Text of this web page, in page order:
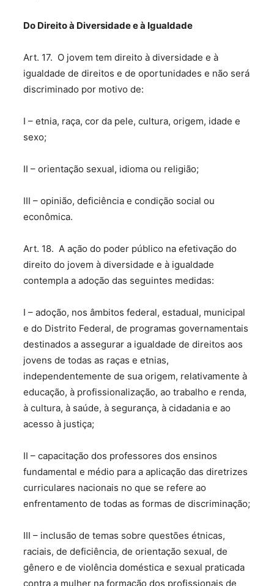
Do Direito à Diversidade e à Igualdade
Art. 17. O jovem tem direito à diversidade e à
igualdade de direitos e de oportunidades e não será
discriminado por motivo de:
I – etnia, raça, cor da pele, cultura, origem, idade e
sexo;
II – orientação sexual, idioma ou religião;
III – opinião, deficiência e condição social ou
econômica.
Art. 18. A ação do poder público na efetivação do
direito do jovem à diversidade e à igualdade
contempla a adoção das seguintes medidas:
I – adoção, nos âmbitos federal, estadual, municipal
e do Distrito Federal, de programas governamentais
destinados a assegurar a igualdade de direitos aos
jovens de todas as raças e etnias,
independentemente de sua origem, relativamente à
educação, à profissionalização, ao trabalho e renda,
à cultura, à saúde, à segurança, à cidadania e ao
acesso à justiça;
II – capacitação dos professores dos ensinos
fundamental e médio para a aplicação das diretrizes
curriculares nacionais no que se refere ao
enfrentamento de todas as formas de discriminação;
III – inclusão de temas sobre questões étnicas,
raciais, de deficiência, de orientação sexual, de
gênero e de violência doméstica e sexual praticada
contra a mulher na formação dos profissionais de